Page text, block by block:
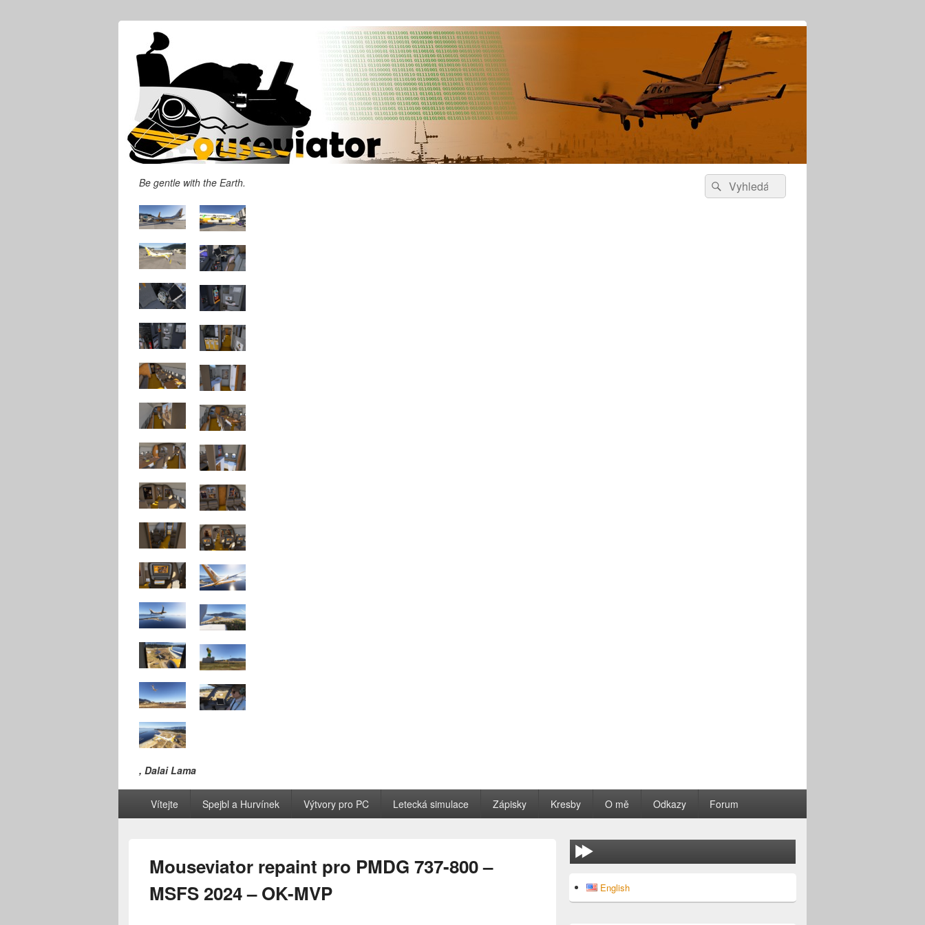
Be gentle with the Earth.
, Dalai Lama
"Snažím se věnovat tolik času,abych se sám zlepšil, že mi nezbyde čas kritizovat druhé!" Chuck Norris
Search
for:
Search
Vítejte Spejbl a Hurvínek Výtvory pro PC Letecká simulace Zápisky Kresby O mě Odkazy Forum
Mouseviator repaint pro PMDG 737-800 –
MSFS 2024 – OK-MVP
Sidebar
Widget
English